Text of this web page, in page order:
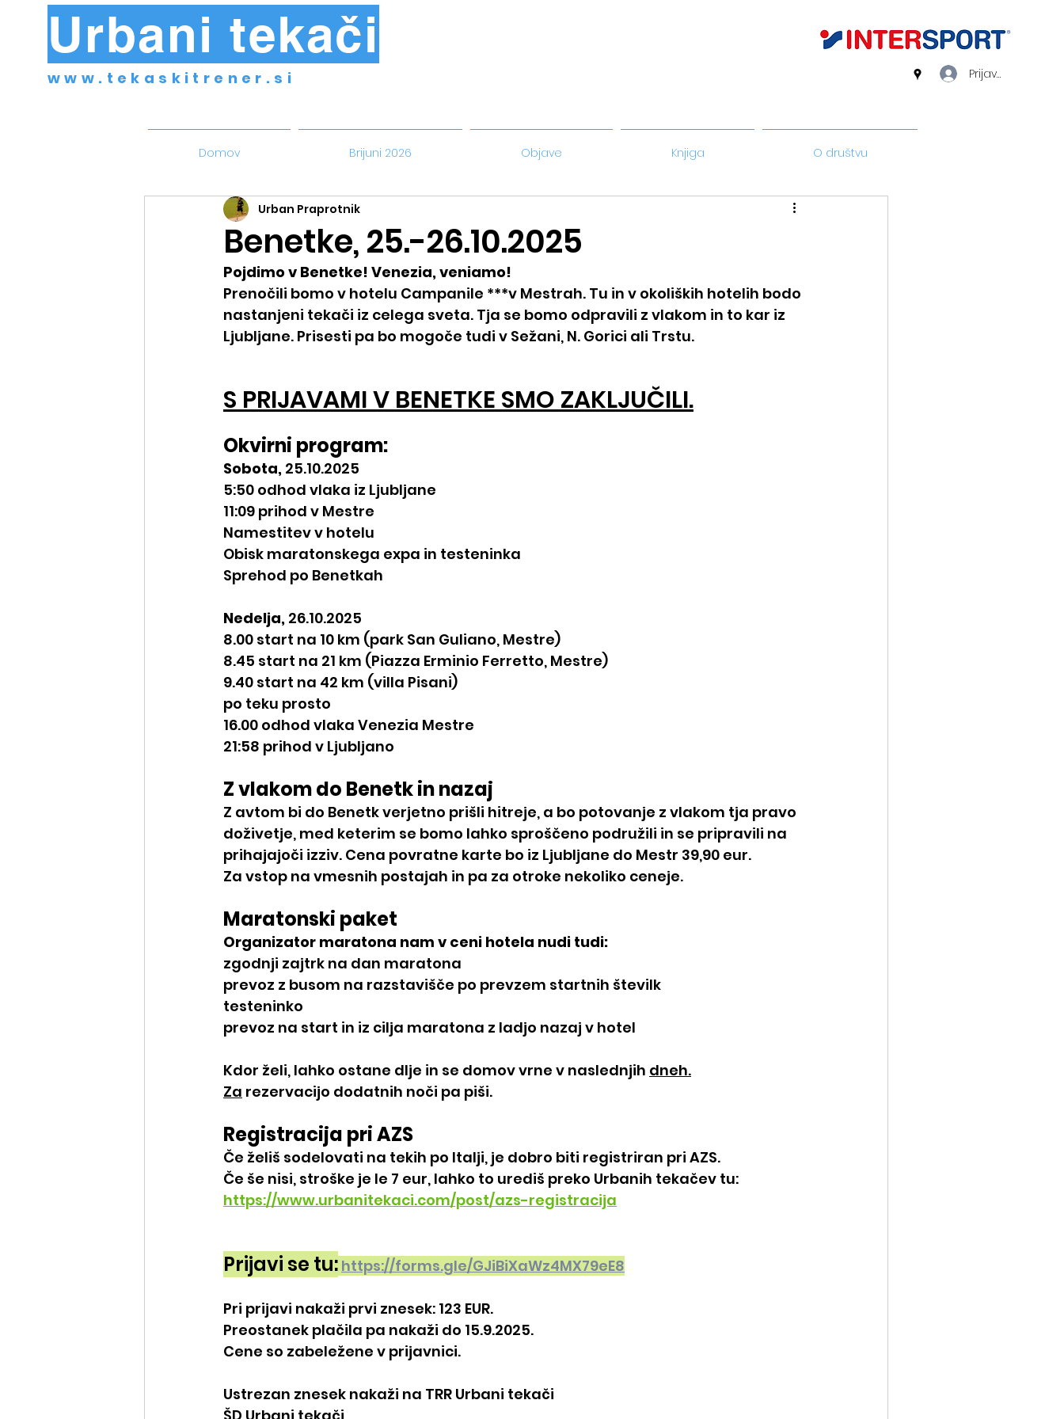
Urbani tekači
www.tekaskitrener.si Prijava
Domov Brijuni 2026 Objave Knjiga O društvu
Benetke, 25.-26.10.2025
Urban Praprotnik
Pojdimo v Benetke! Venezia, veniamo!
Prenočili bomo v hotelu Campanile ***v Mestrah. Tu in v okoliških hotelih bodo
nastanjeni tekači iz celega sveta. Tja se bomo odpravili z vlakom in to kar iz
Ljubljane. Prisesti pa bo mogoče tudi v Sežani, N. Gorici ali Trstu.
S PRIJAVAMI V BENETKE SMO ZAKLJUČILI.
Okvirni program:
Sobota, 25.10.2025
5:50 odhod vlaka iz Ljubljane
11:09 prihod v Mestre
Namestitev v hotelu
Obisk maratonskega expa in testeninka
Sprehod po Benetkah
Nedelja, 26.10.2025
8.00 start na 10 km (park San Guliano, Mestre)
8.45 start na 21 km (Piazza Erminio Ferretto, Mestre)
9.40 start na 42 km (villa Pisani)
po teku prosto
16.00 odhod vlaka Venezia Mestre
21:58 prihod v Ljubljano
Z vlakom do Benetk in nazaj
Z avtom bi do Benetk verjetno prišli hitreje, a bo potovanje z vlakom tja pravo
doživetje, med keterim se bomo lahko sproščeno podružili in se pripravili na
prihajajoči izziv. Cena povratne karte bo iz Ljubljane do Mestr 39,90 eur.
Za vstop na vmesnih postajah in pa za otroke nekoliko ceneje.
Maratonski paket
Organizator maratona nam v ceni hotela nudi tudi:
zgodnji zajtrk na dan maratona
prevoz z busom na razstavišče po prevzem startnih številk
testeninko
prevoz na start in iz cilja maratona z ladjo nazaj v hotel
Kdor želi, lahko ostane dlje in se domov vrne v naslednjih dneh.
Za rezervacijo dodatnih noči pa piši.
Registracija pri AZS
Če želiš sodelovati na tekih po Italji, je dobro biti registriran pri AZS.
Če še nisi, stroške je le 7 eur, lahko to urediš preko Urbanih tekačev tu:
https://www.urbanitekaci.com/post/azs-registracija
Prijavi se tu: https://forms.gle/GJiBiXaWz4MX79eE8
Pri prijavi nakaži prvi znesek: 123 EUR.
Preostanek plačila pa nakaži do 15.9.2025.
Cene so zabeležene v prijavnici.
Ustrezan znesek nakaži na TRR Urbani tekači